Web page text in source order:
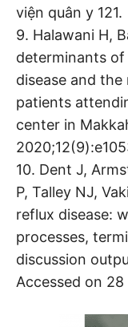
viện quân y 121.
9. Halawani H,
determinants
disease and
patients
center in
10. Dent J,
P, Talley NJ,
reflux disease:
processes,
discussion
Accessed on